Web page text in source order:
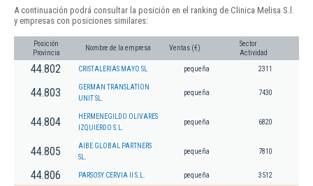
A continuación podrá consultar la posición en el ranking de Clinica Melisa S.l.
y empresas con posiciones similares:
Posición
Provincia
Nombre de la empresa Ventas (€)
Sector
Actividad
44.802 CRISTALERIAS MAYO SL pequeña 2311
44.803
GERMAN TRANSLATION
UNIT SL.
pequeña 7430
44.804
HERMENEGILDO OLIVARES
IZQUIERDO S.L.
pequeña 6820
44.805
AIBE GLOBAL PARTNERS
SL.
pequeña 7810
44.806 PARSOSY CERVIA II S.L. pequeña 3512